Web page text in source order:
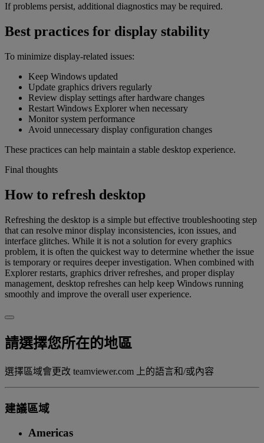
If problems persist, additional diagnostics may be required.
Best practices for display stability
To minimize display-related issues:
Keep Windows updated
Update graphics drivers regularly
Review display settings after hardware changes
Restart Windows Explorer when necessary
Monitor system performance
Avoid unnecessary display configuration changes
These practices can help maintain a stable desktop experience.
Final thoughts
How to refresh desktop
Refreshing the desktop is a simple but effective troubleshooting step
that can resolve minor display inconsistencies, icon issues, and
interface glitches. While it is not a solution for every graphics
problem, it is often the quickest way to determine whether the issue
is temporary or requires deeper investigation. When combined with
Explorer restarts, graphics driver refreshes, and proper display
management, desktop refreshes can help keep Windows running
smoothly and improve the overall user experience.
請選擇您所在的地區
選擇區域會更改 teamviewer.com 上的語言和/或內容
建議區域
Americas